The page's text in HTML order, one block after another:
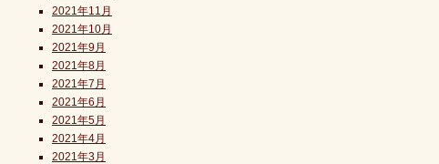
2021年11月
2021年10月
2021年9月
2021年8月
2021年7月
2021年6月
2021年5月
2021年4月
2021年3月